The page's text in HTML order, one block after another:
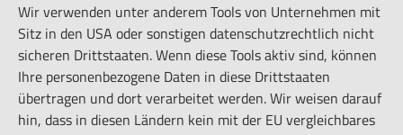
Wir verwenden unter anderem Tools von Unternehmen mit
Sitz in den USA oder sonstigen datenschutzrechtlich nicht
sicheren Drittstaaten. Wenn diese Tools aktiv sind, können
Ihre personenbezogene Daten in diese Drittstaaten
übertragen und dort verarbeitet werden. Wir weisen darauf
hin, dass in diesen Ländern kein mit der EU vergleichbares